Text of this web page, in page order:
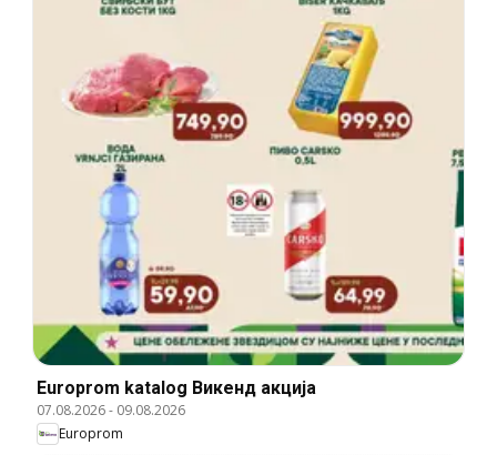
Europrom katalog Викенд акција
07.08.2026- 09.08.2026
Europrom